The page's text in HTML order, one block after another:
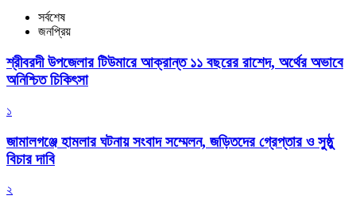
সর্বশেষ
জনপ্রিয়
শ্রীবরদী উপজেলার টিউমারে আক্রান্ত ১১ বছরের রাশেদ, অর্থের অভাবে
অনিশ্চিত চিকিৎসা
১
জামালগঞ্জে হামলার ঘটনায় সংবাদ সম্মেলন, জড়িতদের গ্রেপ্তার ও সুষ্ঠু
বিচার দাবি
২